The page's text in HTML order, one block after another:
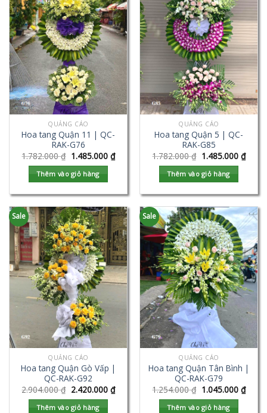
QUẢNG CÁO
Hoa tang Quận 11 | QC-
RAK-G76
1.782.000₫ 1.485.000 ₫
Thêm vào giỏ hàng
QUẢNG CÁO
Hoa tang Quận 5 | QC-
RAK-G85
1.782.000₫ 1.485.000 ₫
Thêm vào giỏ hàng
Sale
QUẢNG CÁO
Hoa tang Quận Gò Vấp |
QC-RAK-G92
2.904.000₫ 2.420.000 ₫
Thêm vào giỏ hàng
Sale
QUẢNG CÁO
Hoa tang Quận Tân Bình |
QC-RAK-G79
1.254.000₫ 1.045.000 ₫
Thêm vào giỏ hàng